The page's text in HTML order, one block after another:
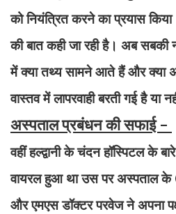
को नियंत्रित करने का प्रयास
की बात कही जा रही है। अब
में क्या तथ्य सामने आते हैं और क्या
वास्तव में लापरवाही बरती गई है या
अस्पताल प्रबंधन की सफाई -
वहीं हल्द्वानी के चंदन हॉस्पिटल के
वायरल हुआ था उस पर अस्पताल के
और एमएस डॉक्टर परवेज ने अपना